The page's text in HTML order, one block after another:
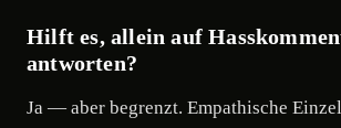
Hilft es, allein auf
antworten?
Ja — aber begrenzt. Empathische